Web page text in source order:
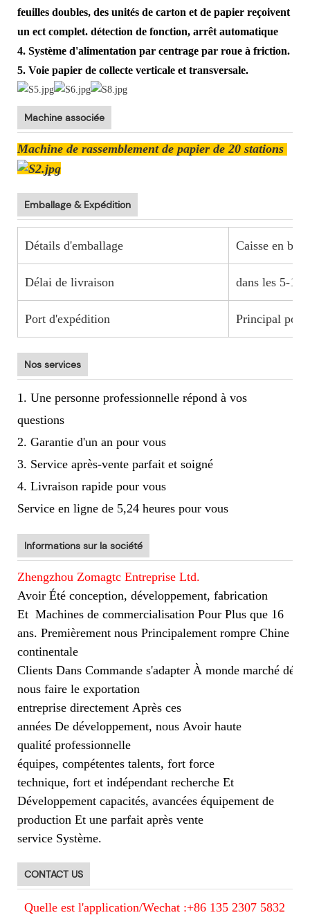
feuilles doubles, des unités de carton et de papier reçoivent
un ect complet. détection de fonction, arrêt automatique
4. Système d'alimentation par centrage par roue à friction.
5. Voie papier de collecte verticale et transversale.
Machine associée
Machine de rassemblement de papier de 20 stations
Emballage & Expédition
Détails d'emballage Caisse en bois
Délai de livraison dans les 5-15
Port d'expédition Principal port
Nos services
1. Une personne professionnelle répond à vos
questions
2. Garantie d'un an pour vous
3. Service après-vente parfait et soigné
4. Livraison rapide pour vous
Service en ligne de 5,24 heures pour vous
Informations sur la société
Zhengzhou Zomagtc Entreprise Ltd.
Avoir Été conception, développement, fabrication
Et Machines de commercialisation Pour Plus que 16
ans. Premièrement nous Principalement rompre Chine
continentale
Clients Dans Commande s'adapter À monde marché
nous faire le exportation
entreprise directement Après ces
années De développement, nous Avoir haute
qualité professionnelle
équipes, compétentes talents, fort force
technique, fort et indépendant recherche Et
Développement capacités, avancées équipement de
production Et une parfait après vente
service Système.
CONTACT US
Quelle est l'application/Wechat :+86 135 2307 5832